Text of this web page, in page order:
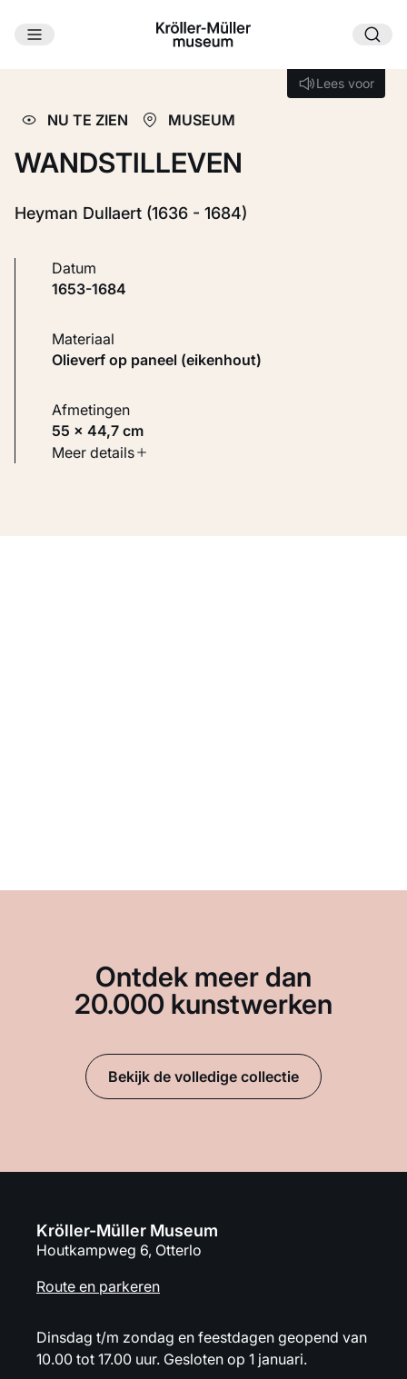
Ga naar hoofdinhoud
Lees voor
Lees voor
NU TE ZIEN MUSEUM
WANDSTILLEVEN
Heyman Dullaert (1636 - 1684)
Datum
1653-1684
Materiaal
Olieverf op paneel (eikenhout)
Afmetingen
55 × 44,7 cm
Soort werk
Meer details
Ontdek meer dan
20.000 kunstwerken
Bekijk de volledige collectie
Kröller-Müller Museum
Houtkampweg 6, Otterlo
Route en parkeren
Dinsdag t/m zondag en feestdagen geopend van
10.00 tot 17.00 uur. Gesloten op 1 januari.